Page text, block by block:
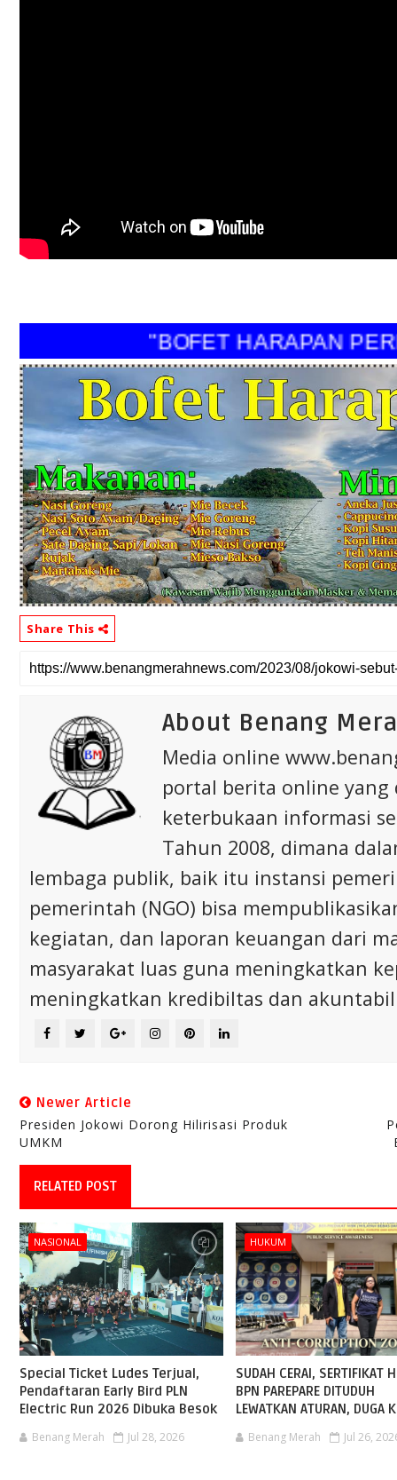
"BOFET HARAPAN
Share This
About Benang
Media online
portal berita online
keterbukaan informasi
Tahun 2008, dimana
lembaga publik, baik itu instansi
pemerintah (NGO) bisa
kegiatan, dan laporan keuangan dari
masyarakat luas guna meningkatkan
meningkatkan kredibiltas dan
Newer Article
Presiden Jokowi Dorong Hilirisasi Produk
UMKM
RELATED POST
NASIONAL
Special Ticket Ludes Terjual,
Pendaftaran Early Bird PLN
Electric Run 2026 Dibuka Besok
Benang Merah Jul 28, 2026
HUKUM
SUDAH CERAI, SERTIFIKAT
BPN PAREPARE DITUDUH
LEWATKAN ATURAN, DUGA
Benang Merah Jul 26,